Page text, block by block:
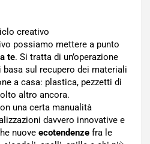
creativo
possiamo mettere a punto
te. Si tratta di un’operazione
sul recupero dei materiali
a casa: plastica, pezzetti di
altro ancora.
una certa manualità
davvero innovative e
nuove ecotendenze fra le